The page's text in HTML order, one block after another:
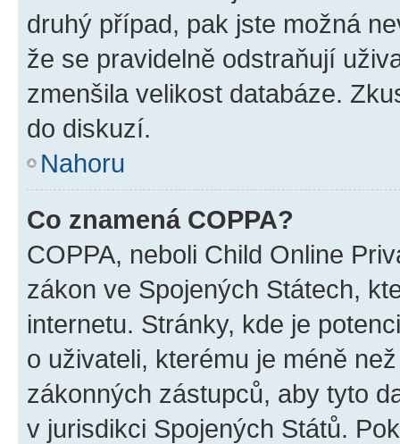
druhý případ, pak jste možná
že se pravidelně odstraňují
zmenšila velikost databáze.
do diskuzí.
Nahoru
Co znamená COPPA?
COPPA, neboli Child Online
zákon ve Spojených Státech,
internetu. Stránky, kde je
o uživateli, kterému je méně
zákonných zástupců, aby tyto
v jurisdikci Spojených Států.